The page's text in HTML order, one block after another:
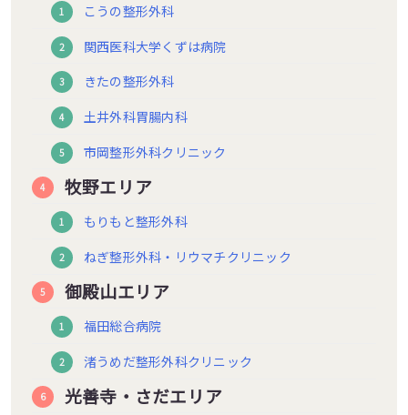
こうの整形外科
関西医科大学くずは病院
きたの整形外科
土井外科胃腸内科
市岡整形外科クリニック
牧野エリア
もりもと整形外科
ねぎ整形外科・リウマチクリニック
御殿山エリア
福田総合病院
渚うめだ整形外科クリニック
光善寺・さだエリア